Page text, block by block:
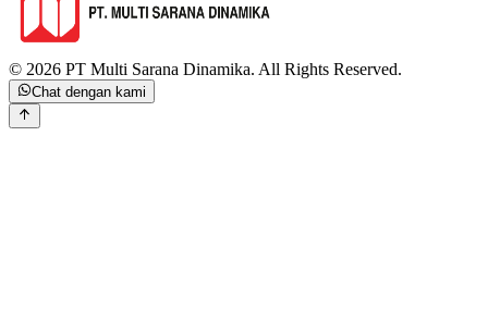
© 2026 PT Multi Sarana Dinamika. All Rights Reserved.
Chat dengan kami